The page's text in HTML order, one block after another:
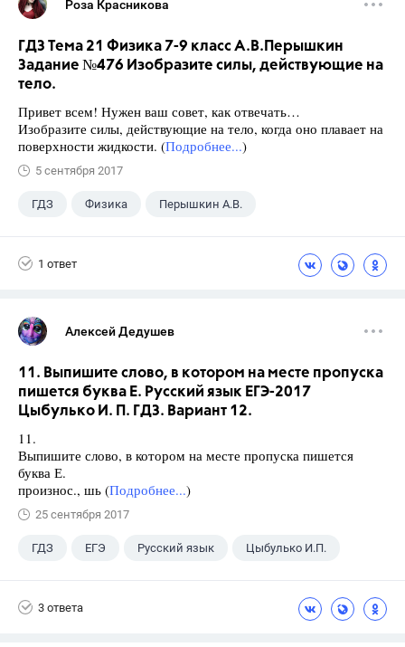
Роза Красникова
ГДЗ Тема 21 Физика 7-9 класс А.В.Перышкин
Задание №476 Изобразите силы, действующие на
тело.
Привет всем! Нужен ваш совет, как отвечать…
Изобразите силы, действующие на тело, когда оно плавает на
поверхности жидкости. (Подробнее...)
5 сентября 2017
ГДЗ Физика Перышкин А.В.
1 ответ
Алексей Дедушев
11. Выпишите слово, в котором на месте пропуска
пишется буква Е. Русский язык ЕГЭ-2017
Цыбулько И. П. ГДЗ. Вариант 12.
11.
Выпишите слово, в котором на месте пропуска пишется
буква Е.
произнос., шь (Подробнее...)
25 сентября 2017
ГДЗ ЕГЭ Русский язык Цыбулько И.П.
3 ответа